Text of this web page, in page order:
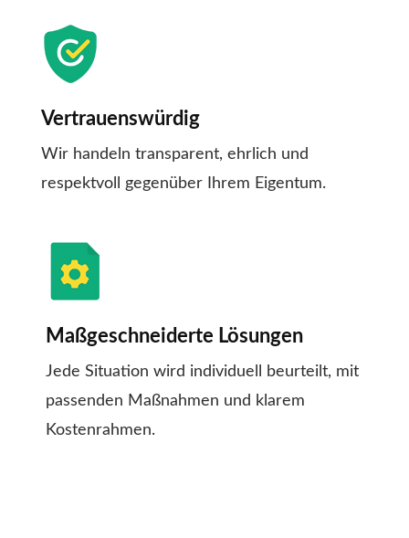
Vertrauenswürdig
Wir handeln transparent, ehrlich und
respektvoll gegenüber Ihrem Eigentum.
Maßgeschneiderte Lösungen
Jede Situation wird individuell beurteilt, mit
passenden Maßnahmen und klarem
Kostenrahmen.